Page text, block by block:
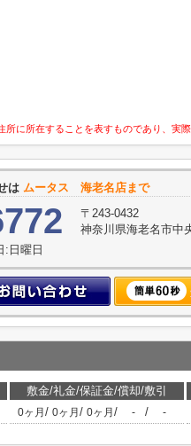
に所在することを表すものであり、実
は ムータス 海老名店まで
〒243-0432
神奈川県海老名市中
:日曜日
敷金/礼金/保証金/償却/敷引
0ヶ月 / 0ヶ月 / 0ヶ月 / - / -